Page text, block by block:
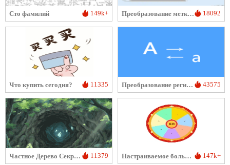
Сто фамилий 149k+ Преобразование метки времени в дату/время 18092
Что купить сегодня? 11335 Преобразование регистра 43575
Частное Дерево Секретов 11379 Настраиваемое большое колесо фортуны 147k+